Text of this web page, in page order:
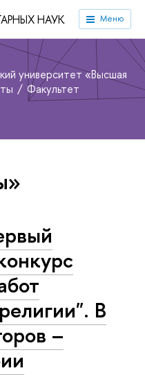
НАУК Меню
университет «Высшая
Факультет
В
–